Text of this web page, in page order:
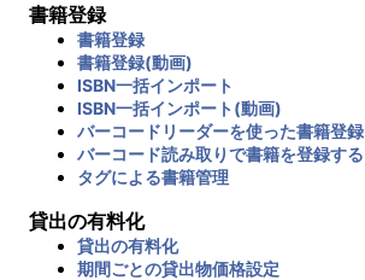
書籍登録
書籍登録
書籍登録(動画)
ISBN一括インポート
ISBN一括インポート(動画)
バーコードリーダーを使った書籍登録
バーコード読み取りで書籍を登録する
タグによる書籍管理
貸出の有料化
貸出の有料化
期間ごとの貸出物価格設定